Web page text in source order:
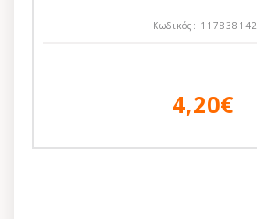
Κωδικός: 117838142
4,20€